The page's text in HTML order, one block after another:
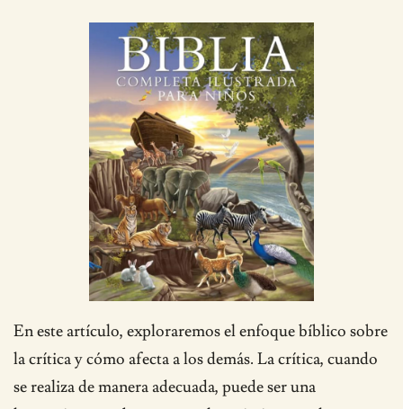
En este artículo, exploraremos el enfoque bíblico sobre
la crítica y cómo afecta a los demás. La crítica, cuando
se realiza de manera adecuada, puede ser una